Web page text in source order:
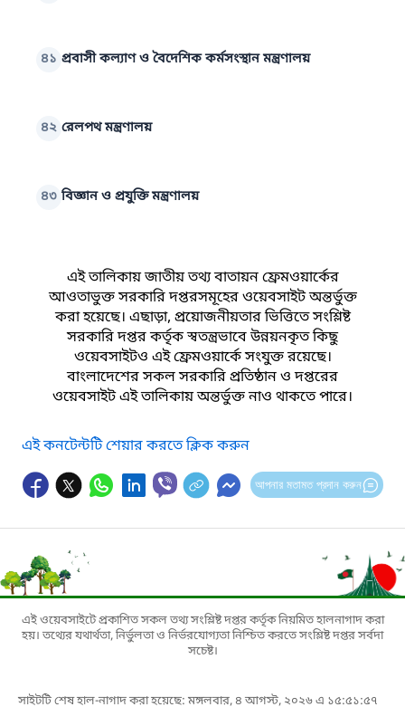
৪১ প্রবাসী কল্যাণ ও বৈদেশিক কর্মসংস্থান মন্ত্রণালয়
৪২ রেলপথ মন্ত্রণালয়
৪৩ বিজ্ঞান ও প্রযুক্তি মন্ত্রণালয়
এই তালিকায় জাতীয় তথ্য বাতায়ন ফ্রেমওয়ার্কের
আওতাভুক্ত সরকারি দপ্তরসমূহের ওয়েবসাইট অন্তর্ভুক্ত
করা হয়েছে। এছাড়া, প্রয়োজনীয়তার ভিত্তিতে সংশ্লিষ্ট
সরকারি দপ্তর কর্তৃক স্বতন্ত্রভাবে উন্নয়নকৃত কিছু
ওয়েবসাইটও এই ফ্রেমওয়ার্কে সংযুক্ত রয়েছে।
বাংলাদেশের সকল সরকারি প্রতিষ্ঠান ও দপ্তরের
ওয়েবসাইট এই তালিকায় অন্তর্ভুক্ত নাও থাকতে পারে।
এই কনটেন্টটি শেয়ার করতে ক্লিক করুন
আপনার মতামত প্রদান করুন
এই ওয়েবসাইটে প্রকাশিত সকল তথ্য সংশ্লিষ্ট দপ্তর কর্তৃক নিয়মিত হালনাগাদ করা
হয়। তথ্যের যথার্থতা, নির্ভুলতা ও নির্ভরযোগ্যতা নিশ্চিত করতে সংশ্লিষ্ট দপ্তর সর্বদা
সচেষ্ট।
সাইটটি শেষ হাল-নাগাদ করা হয়েছে: মঙ্গলবার, ৪ আগস্ট, ২০২৬ এ ১৫:৫১:৫৭